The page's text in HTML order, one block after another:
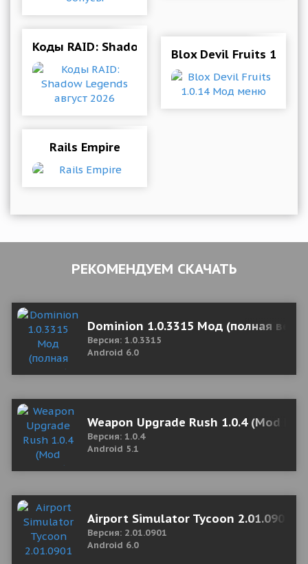
Коды RAID: Shadow Legends август 2026
Blox Devil Fruits
Rails Empire
РЕКОМЕНДУЕМ СКАЧАТЬ
Dominion 1.0.3315 Мод (полная
Версия: 1.0.3315
Android 6.0
Weapon Upgrade Rush 1.0.4 (Mod
Версия: 1.0.4
Android 5.1
Airport Simulator Tycoon 2.01.0901
Версия: 2.01.0901
Android 6.0